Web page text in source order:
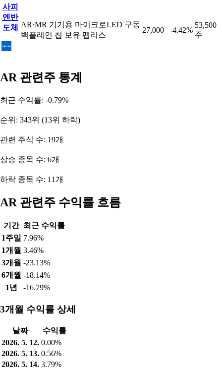
사피
엔반
도체
AR·MR 기기용 마이크로LED 구동
백플레인 칩 보유 팹리스
27,000 -4.42%
53,500
주
AR 관련주 통계
최근 수익률: -0.79%
순위: 343위 (13위 하락)
관련 주식 수: 19개
상승 종목 수: 6개
하락 종목 수: 11개
AR 관련주 수익률 흐름
기간 최근 수익률
1주일 7.96%
1개월 3.46%
3개월 -23.13%
6개월 -18.14%
1년
-16.79%
3개월 수익률 상세
날짜
수익률
2026. 5. 12. 0.00%
2026. 5. 13. 0.56%
2026. 5. 14. 3.79%